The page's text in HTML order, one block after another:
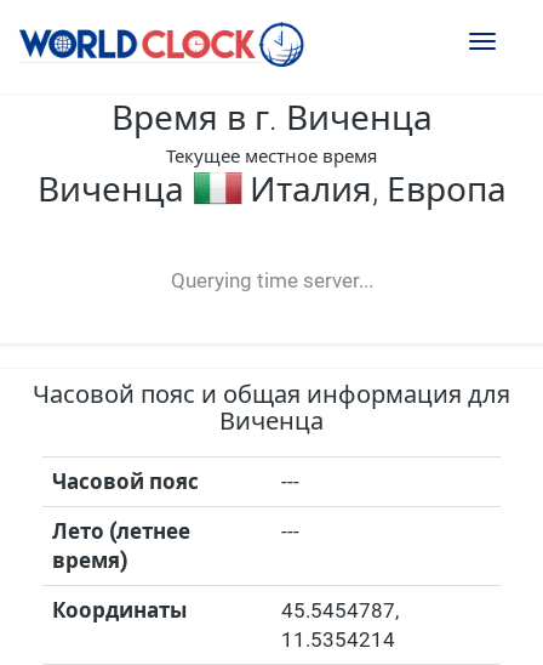
Toggle
Время в г. Виченца
Текущее местное время
Виченца Италия, Европа
Querying time server...
-- ---- ----
Часовой пояс и общая информация для
Виченца
Часовой пояс ---
Лето (летнее
время)
---
Координаты 45.5454787,
11.5354214